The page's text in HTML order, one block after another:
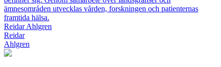
ämnesområden utvecklas vården, forskningen och patienternas
framtida hälsa.
Reidar Ahlgren
Reidar
Ahlgren